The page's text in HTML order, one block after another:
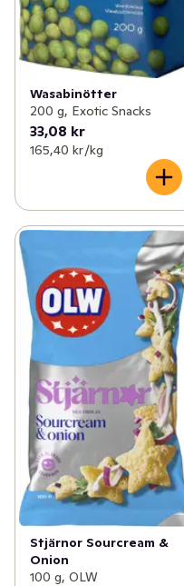
Wasabinötter
200 g, Exotic Snacks
33,08 kr
165,40 kr /kg
Stjärnor Sourcream &
Onion
100 g, OLW